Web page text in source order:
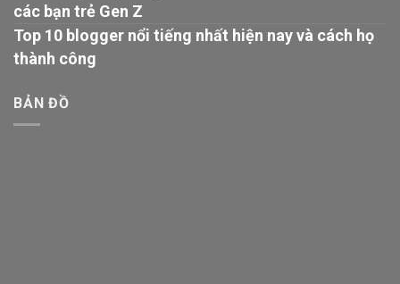
các bạn trẻ Gen Z
Top 10 blogger nổi tiếng nhất hiện nay và cách họ
thành công
BẢN ĐỒ